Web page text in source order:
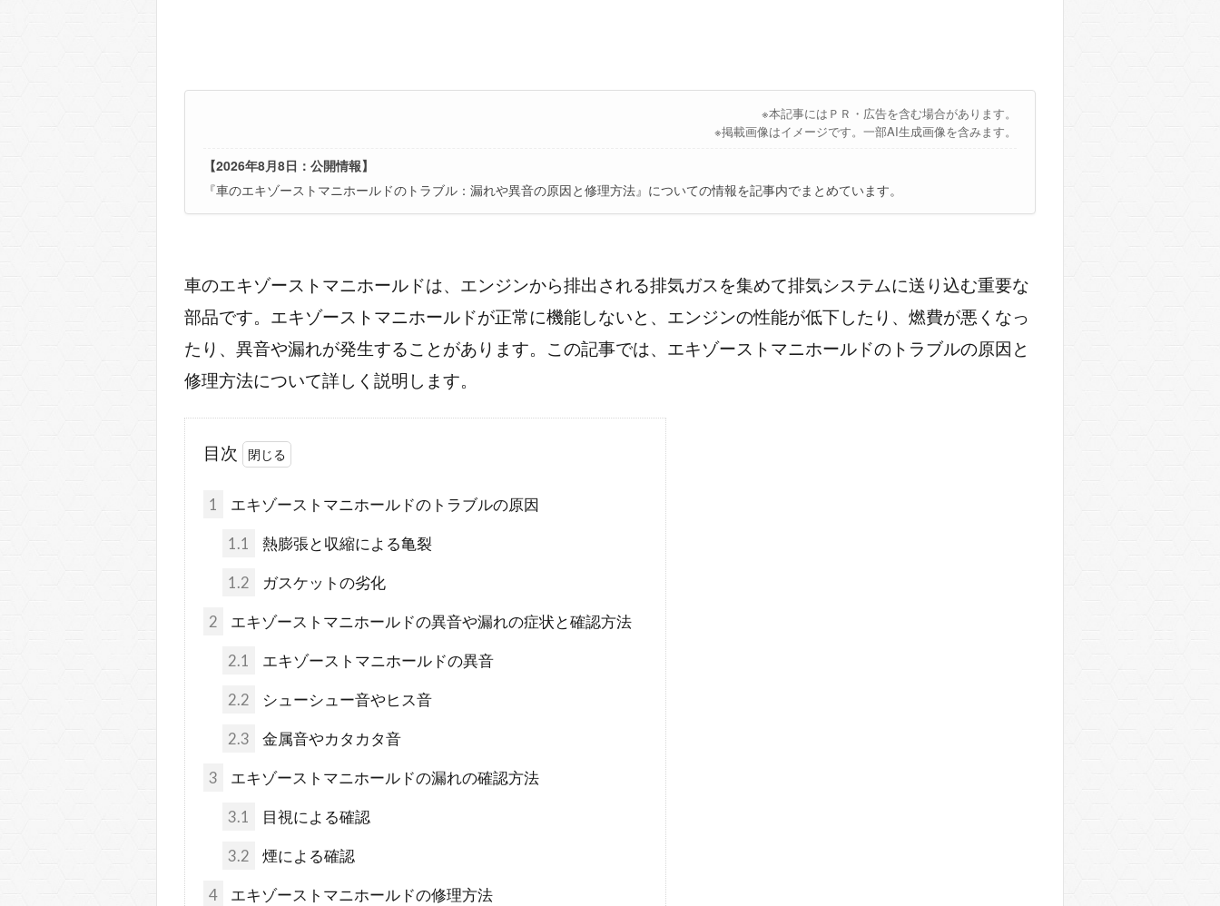
※本記事にはＰＲ・広告を含む場合があります。
※掲載画像はイメージです。一部AI生成画像を含みます。
【2026年8月8日：公開情報】
『車のエキゾーストマニホールドのトラブル：漏れや異音の原因と修理方法』についての情報を記事内でまとめています。
車のエキゾーストマニホールドは、エンジンから排出される排気ガスを集めて排気システムに送り込む重要な
部品です。エキゾーストマニホールドが正常に機能しないと、エンジンの性能が低下したり、燃費が悪くなっ
たり、異音や漏れが発生することがあります。この記事では、エキゾーストマニホールドのトラブルの原因と
修理方法について詳しく説明します。
目次
1 エキゾーストマニホールドのトラブルの原因
1.1 熱膨張と収縮による亀裂
1.2 ガスケットの劣化
2 エキゾーストマニホールドの異音や漏れの症状と確認方法
2.1 エキゾーストマニホールドの異音
2.2 シューシュー音やヒス音
2.3 金属音やカタカタ音
3 エキゾーストマニホールドの漏れの確認方法
3.1 目視による確認
3.2 煙による確認
4 エキゾーストマニホールドの修理方法